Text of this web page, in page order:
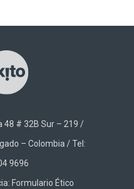
48 # 32B Sur – 219 /
– Colombia / Tel:
9696
Formulario Ético